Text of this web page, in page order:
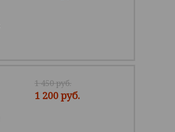
1 450 руб.
1 200 руб.